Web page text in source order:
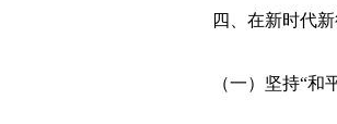
四、在新时代新
（一）坚持“和平